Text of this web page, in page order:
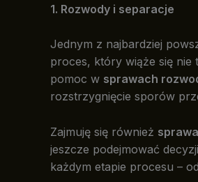
1. Rozwody i separacje
Jednym z najbardziej
proces, który wiąże się nie
pomoc w sprawach
rozstrzygnięcie sporów
Zajmuję się również
jeszcze podejmować
każdym etapie procesu –